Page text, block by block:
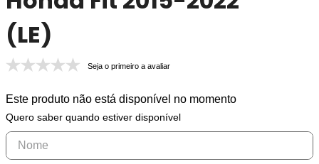
(LE)
Seja o primeiro a avaliar
Este produto não está disponível no momento
Quero saber quando estiver disponível